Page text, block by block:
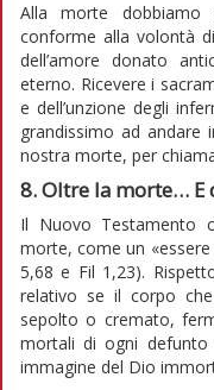
Alla morte dobbiamo
conforme alla volontà
dell’amore donato
eterno. Ricevere i
e dell’unzione degli
grandissimo ad andare
nostra morte, per
8. Oltre la morte… E
Il Nuovo Testamento
morte, come un
5,68 e Fil 1,23).
relativo se il corpo
sepolto o cremato,
mortali di ogni
immagine del Dio